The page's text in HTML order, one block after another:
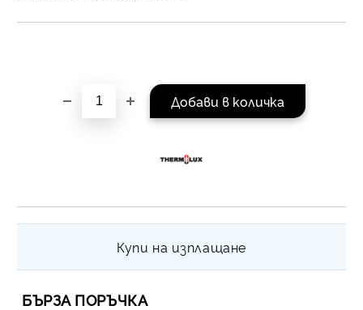
Купи на изплащане
БЪРЗА ПОРЪЧКА